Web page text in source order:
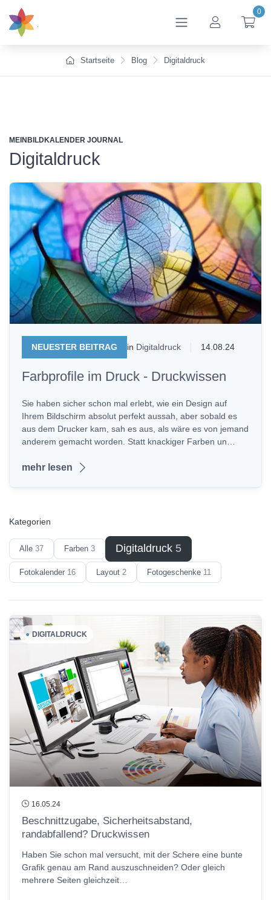
0
Startseite Blog Digitaldruck
MEINBILDKALENDER JOURNAL
Digitaldruck
NEUESTER BEITRAG in Digitaldruck 14.08.24
Farbprofile im Druck - Druckwissen
Sie haben sicher schon mal erlebt, wie ein Design auf
Ihrem Bildschirm absolut perfekt aussah, aber sobald es
aus dem Drucker kam, sah es aus, als wäre es von jemand
anderem gemacht worden. Statt knackiger Farben un…
mehr lesen
Kategorien
Alle 37 Farben 3 Digitaldruck 5
Fotokalender 16 Layout 2 Fotogeschenke 11
● DIGITALDRUCK
16.05.24
Beschnittzugabe, Sicherheitsabstand,
randabfallend? Druckwissen
Haben Sie schon mal versucht, mit der Schere eine bunte
Grafik genau am Rand auszuschneiden? Oder gleich
mehrere Seiten gleichzeit…